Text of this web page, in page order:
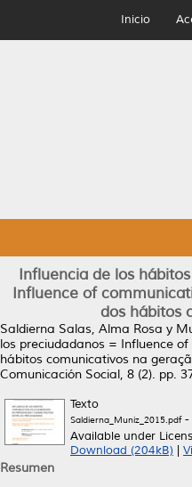
Inicio
Influencia de los
Influence of
dos hábitos
Saldierna Salas, Alma Rosa y
los preciudadanos = Influence
hábitos comunicativos na
Comunicación Social, 8 (2). pp.
Texto
Saldierna_Muniz_2015.pdf-
Available under
Download (204kB)
Resumen